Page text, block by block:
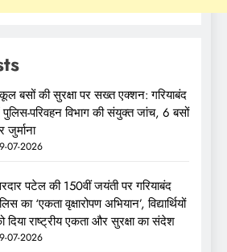
बसों की सुरक्षा पर सख्त एक्शन: गरियाबंद
परिवहन विभाग की संयुक्त जांच, 6 बसों
जुर्माना
07-2026
पटेल की 150वीं जयंती पर गरियाबंद
का ‘एकता वृक्षारोपण अभियान’, विद्यार्थियों
दिया राष्ट्रीय एकता और सुरक्षा का संदेश
07-2026